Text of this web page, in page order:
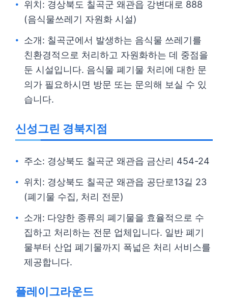
위치: 경상북도 칠곡군 왜관읍 강변대로 888
(음식물쓰레기 자원화 시설)
소개: 칠곡군에서 발생하는 음식물 쓰레기를
친환경적으로 처리하고 자원화하는 데 중점을
둔 시설입니다. 음식물 폐기물 처리에 대한 문
의가 필요하시면 방문 또는 문의해 보실 수 있
습니다.
신성그린 경북지점
주소: 경상북도 칠곡군 왜관읍 금산리 454-24
위치: 경상북도 칠곡군 왜관읍 공단로13길 23
(폐기물 수집, 처리 전문)
소개: 다양한 종류의 폐기물을 효율적으로 수
집하고 처리하는 전문 업체입니다. 일반 폐기
물부터 산업 폐기물까지 폭넓은 처리 서비스를
제공합니다.
플레이그라운드